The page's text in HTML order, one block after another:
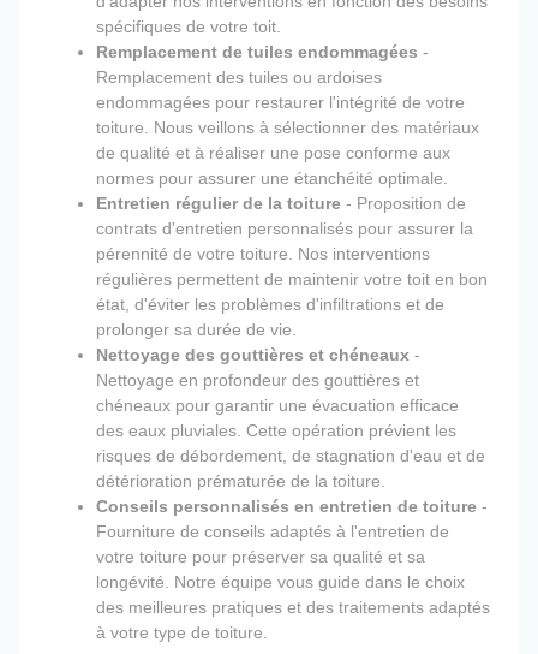
spécifiques de votre toit.
Remplacement de tuiles endommagées -
Remplacement des tuiles ou ardoises
endommagées pour restaurer l'intégrité de votre
toiture. Nous veillons à sélectionner des matériaux
de qualité et à réaliser une pose conforme aux
normes pour assurer une étanchéité optimale.
Entretien régulier de la toiture - Proposition de
contrats d'entretien personnalisés pour assurer la
pérennité de votre toiture. Nos interventions
régulières permettent de maintenir votre toit en bon
état, d'éviter les problèmes d'infiltrations et de
prolonger sa durée de vie.
Nettoyage des gouttières et chéneaux -
Nettoyage en profondeur des gouttières et
chéneaux pour garantir une évacuation efficace
des eaux pluviales. Cette opération prévient les
risques de débordement, de stagnation d'eau et de
détérioration prématurée de la toiture.
Conseils personnalisés en entretien de toiture -
Fourniture de conseils adaptés à l'entretien de
votre toiture pour préserver sa qualité et sa
longévité. Notre équipe vous guide dans le choix
des meilleures pratiques et des traitements adaptés
à votre type de toiture.